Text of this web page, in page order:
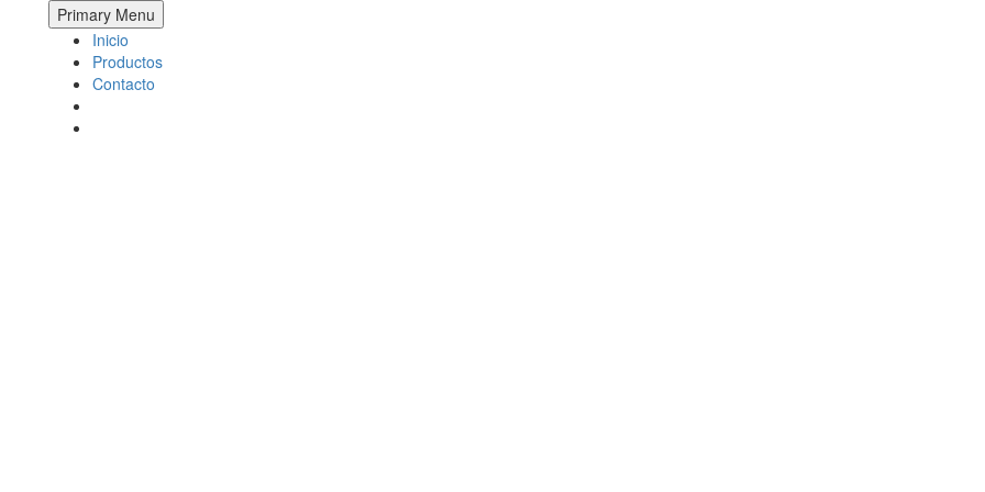
Primary Menu
Inicio
Productos
Contacto